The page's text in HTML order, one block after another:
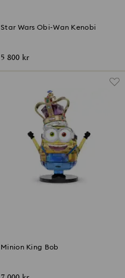
Star Wars Obi-Wan Kenobi
5 800 kr
Minion King Bob